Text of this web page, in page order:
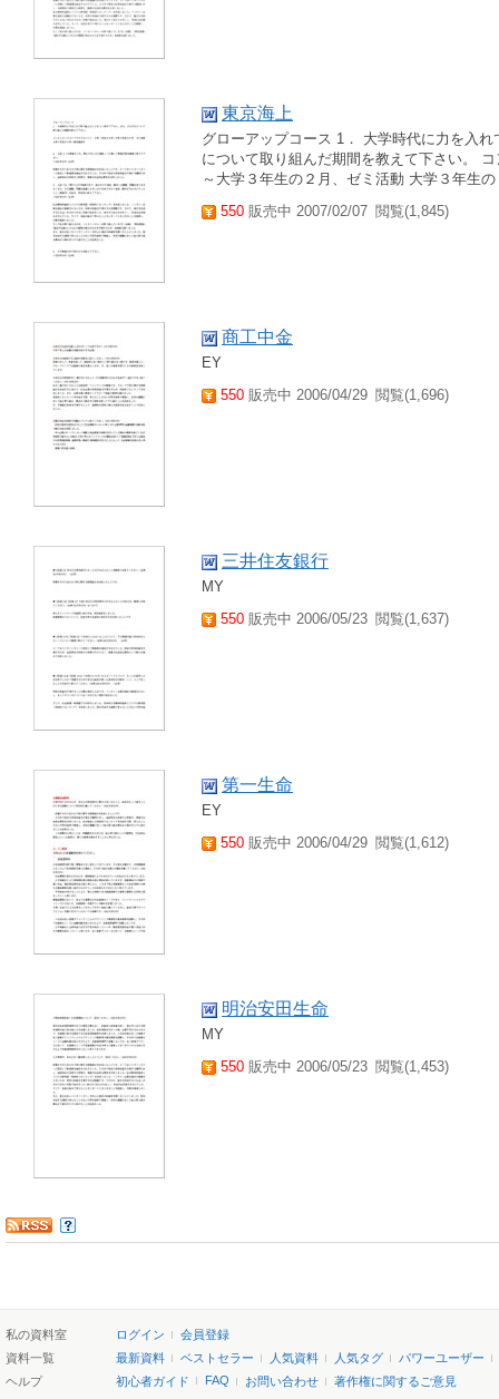
東京海上
グローアップコース 1． 大学時代に力を入
について取り組んだ期間を教えて下さい。
～大学３年生の２月、ゼミ活動 大学３年生
550 販売中 2007/02/07 閲覧(1,845)
商工中金
EY
550 販売中 2006/04/29 閲覧(1,696)
三井住友銀行
MY
550 販売中 2006/05/23 閲覧(1,637)
第一生命
EY
550 販売中 2006/04/29 閲覧(1,612)
明治安田生命
MY
550 販売中 2006/05/23 閲覧(1,453)
私の資料室 ログイン
会員登録
資料一覧
最新資料 ベストセラー 人気資料 人気タグ
パワーユーザー
ヘルプ
初心者ガイド FAQ お問い合わせ 著作権に関するご意見